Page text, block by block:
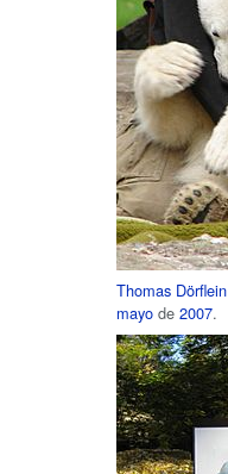
Thomas Dörflein
mayo de 2007.